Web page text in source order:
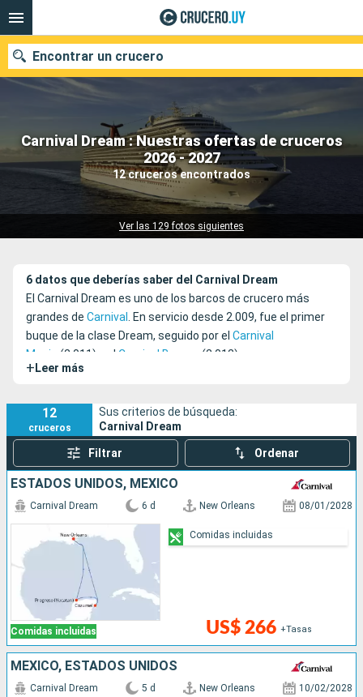
Carnival Dream : Nuestras ofertas de cruceros
2026 - 2027
12 cruceros encontrados
Ver las 129 fotos siguientes
Encontrar un crucero
Nuestros destinos
Fecha de salida
6 datos que deberías saber del Carnival Dream
El Carnival Dream es uno de los barcos de crucero más
grandes de Carnival. En servicio desde 2.009, fue el primer
buque de la clase Dream, seguido por el Carnival
Magic
(2.011) y el Carnival Breeze (2.012).
+ Leer más
12
cruceros
Sus criterios de búsqueda:
Carnival Dream
Filtrar Ordenar
ESTADOS UNIDOS, MÉXICO
Comidas incluidas
Carnival Dream 6 d New Orleans 08/01/2028
US$ 266 +Tasas
Comidas incluidas
MÉXICO, ESTADOS UNIDOS
Carnival Dream 5 d New Orleans 10/02/2028